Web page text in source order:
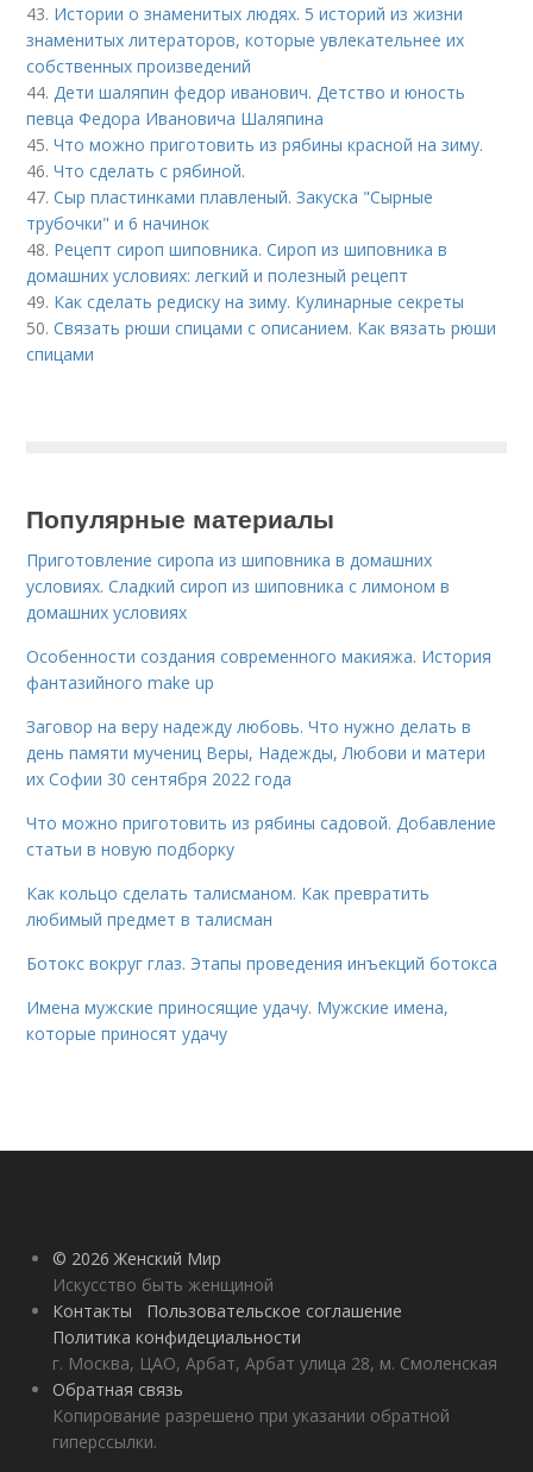
43. Истории о знаменитых людях. 5 историй из жизни
знаменитых литераторов, которые увлекательнее их
собственных произведений
44. Дети шаляпин федор иванович. Детство и юность
певца Федора Ивановича Шаляпина
45.Что можно приготовить из рябины красной на зиму.
46.Что сделать с рябиной.
47.Сыр пластинками плавленый. Закуска "Сырные
трубочки" и 6 начинок
48. Рецепт сироп шиповника. Сироп из шиповника в
домашних условиях: легкий и полезный рецепт
49. Как сделать редиску на зиму. Кулинарные секреты
50.Связать рюши спицами с описанием. Как вязать рюши
спицами
Популярные материалы
Приготовление сиропа из шиповника в домашних
условиях. Сладкий сироп из шиповника с лимоном в
домашних условиях
Особенности создания современного макияжа. История
фантазийного make up
Заговор на веру надежду любовь. Что нужно делать в
день памяти мучениц Веры, Надежды, Любови и матери
их Софии 30 сентября 2022 года
Что можно приготовить из рябины садовой. Добавление
статьи в новую подборку
Как кольцо сделать талисманом. Как превратить
любимый предмет в талисман
Ботокс вокруг глаз. Этапы проведения инъекций ботокса
Имена мужские приносящие удачу. Мужские имена,
которые приносят удачу
© 2026 Женский Мир
Искусство быть женщиной
Контакты
Пользовательское соглашение
Политика конфидециальности
г. Москва, ЦАО, Арбат, Арбат улица 28, м. Смоленская
Обратная связь
Копирование разрешено при указании обратной
гиперссылки.